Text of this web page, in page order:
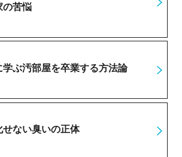
の苦悩
学ぶ汚部屋を卒業する方法論
ない臭いの正体